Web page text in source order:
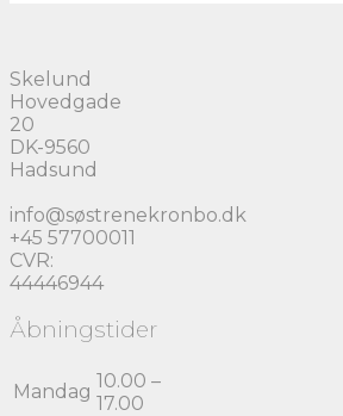
Skelund
Hovedgade
20
DK-9560
Hadsund
info@søstrenekronbo.dk
+45 57700011
CVR:
44446944
Åbningstider
Mandag 10.00 –
17.00